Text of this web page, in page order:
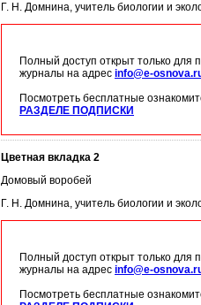
Г. Н. Домнина, учитель биологии и
Полный доступ открыт только для
журналы на адрес info@e-
Посмотреть бесплатные
РАЗДЕЛЕ ПОДПИСКИ
Цветная вкладка 2
Домовый воробей
Г. Н. Домнина, учитель биологии и
Полный доступ открыт только для
журналы на адрес info@e-
Посмотреть бесплатные